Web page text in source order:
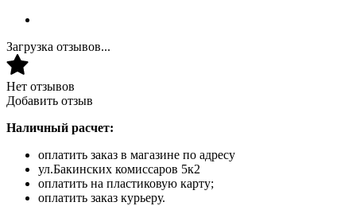
Загрузка отзывов...
Нет отзывов
Добавить отзыв
Наличный расчет:
оплатить заказ в магазине по адресу
ул.Бакинских комиссаров 5к2
оплатить на пластиковую карту;
оплатить заказ курьеру.